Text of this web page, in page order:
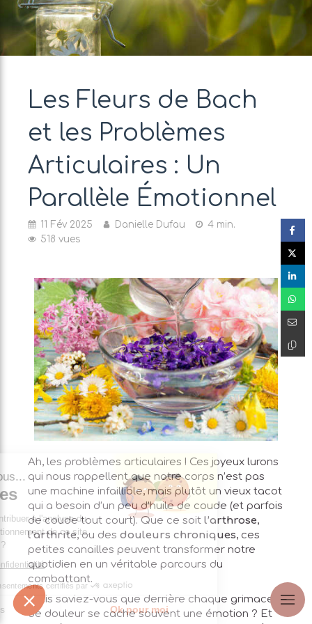
Les Fleurs de Bach
et les Problèmes
Articulaires : Un
Parallèle Émotionnel
11 Fév 2025 Danielle Dufau
4 min.
518 vues
Ah, les problèmes articulaires ! Ces joyeux lurons
qui nous rappellent que notre corps n’est pas
une machine infaillible, mais plutôt un vieux tacot
qui a besoin d’un peu d’huile de coude (et parfois
de coude tout court). Que ce soit l’arthrose,
l’arthrite, ou des douleurs chroniques, ces
petites canailles peuvent transformer notre
quotidien en un véritable parcours du
combattant.
Mais saviez-vous que derrière chaque grimace
de douleur se cache souvent une émotion ? Et
c'est nous...
est de contribuer à l'analyse du
bon fonctionnement de ce site.
vous ?
de confidentialité
Consentements certifiés par
Je choisis Ok pour moi